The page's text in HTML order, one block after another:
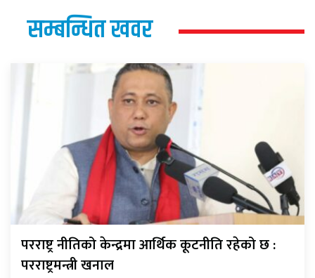
सम्बन्धित खवर
परराष्ट्र नीतिको केन्द्रमा आर्थिक कूटनीति रहेको छ :
परराष्ट्रमन्त्री खनाल